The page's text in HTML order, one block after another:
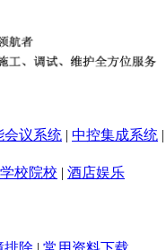
会议系统 | 中控集成系统 |
学校院校 | 酒店娱乐